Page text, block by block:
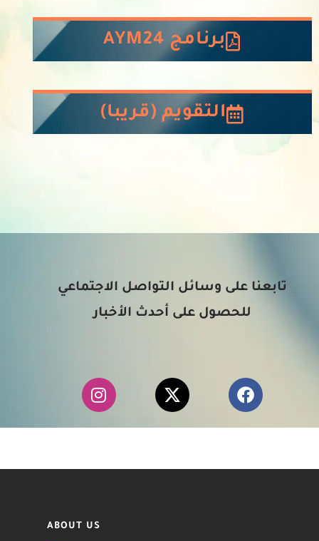
برنامج AYM24
التقويم (قريبا)
تابعنا على وسائل التواصل الاجتماعي
للحصول على أحدث الأخبار
ABOUT US